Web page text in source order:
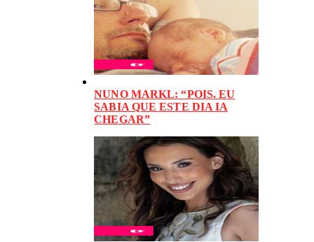
NUNO MARKL: “POIS. EU
SABIA QUE ESTE DIA IA
CHEGAR”